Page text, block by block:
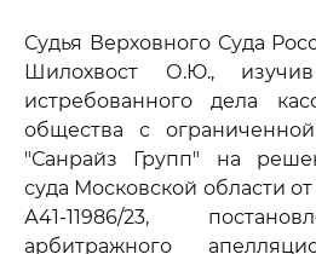
Судья Верховного Суда
Шилохвост О.Ю.,
истребованного дела
общества с ограниченной
"Санрайз Групп" на
суда Московской области от
А41-11986/23,
арбитражного